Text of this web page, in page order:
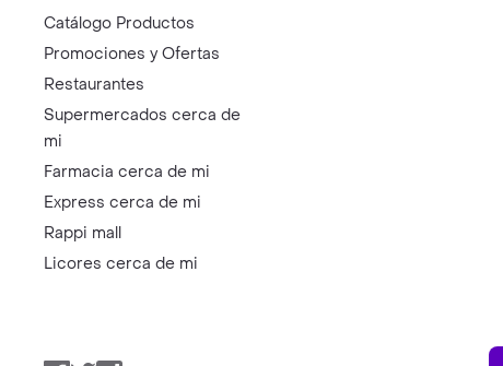
Catálogo Productos
Promociones y Ofertas
Restaurantes
Supermercados cerca de
mi
Farmacia cerca de mi
Express cerca de mi
Rappi mall
Licores cerca de mi